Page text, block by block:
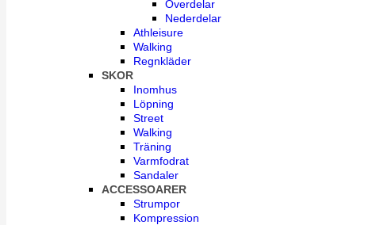
Överdelar
Nederdelar
Athleisure
Walking
Regnkläder
SKOR
Inomhus
Löpning
Street
Walking
Träning
Varmfodrat
Sandaler
ACCESSOARER
Strumpor
Kompression